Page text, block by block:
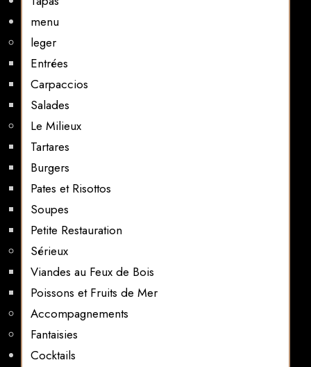
menu
leger
Entrées
Carpaccios
Salades
Le Milieux
Tartares
Burgers
Pates et Risottos
Soupes
Petite Restauration
Sérieux
Viandes au Feux de Bois
Poissons et Fruits de Mer
Accompagnements
Fantaisies
Cocktails